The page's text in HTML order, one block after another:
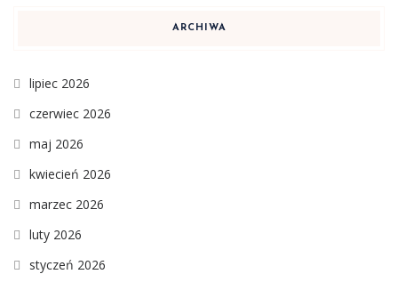
ARCHIWA
lipiec 2026
czerwiec 2026
maj 2026
kwiecień 2026
marzec 2026
luty 2026
styczeń 2026